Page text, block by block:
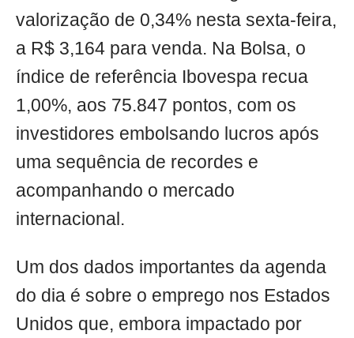
valorização de 0,34% nesta sexta-feira,
a R$ 3,164 para venda. Na Bolsa, o
índice de referência Ibovespa recua
1,00%, aos 75.847 pontos, com os
investidores embolsando lucros após
uma sequência de recordes e
acompanhando o mercado
internacional.
Um dos dados importantes da agenda
do dia é sobre o emprego nos Estados
Unidos que, embora impactado por